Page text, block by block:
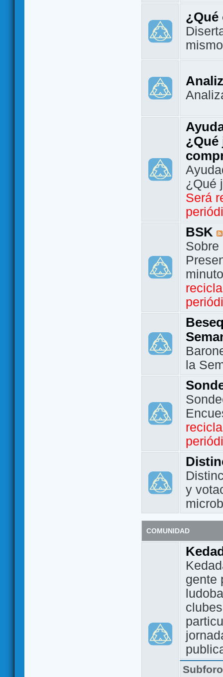
¿Qué
¿Qué
¿Qué
Será
BSK
Sobre
la
y
COMUNIDAD
gente